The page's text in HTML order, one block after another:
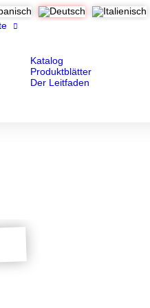
Katalog
Produktblätter
Der Leitfaden